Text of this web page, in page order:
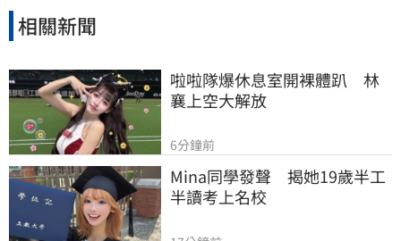
相關新聞
啦啦隊爆休息室開裸體趴　林
襄上空大解放
6分鐘前
Mina同學發聲　揭她19歲半工
半讀考上名校